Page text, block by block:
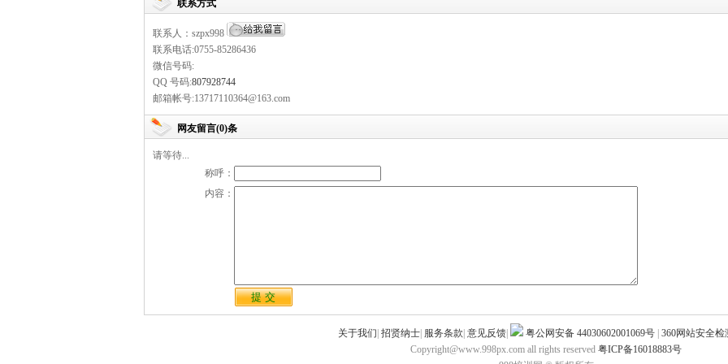
联系方式
联系人：szpx998
联系电话:0755-85286436
微信号码:
QQ 号码:807928744
邮箱帐号:13717110364@163.com
网友留言(0)条
请等待...
称呼：
内容：
关于我们 招贤纳士 服务条款 意见反馈 粤公网安备 44030602001069号 360网站安全检
Copyright@www.998px.com all rights reserved 粤ICP备16018883号